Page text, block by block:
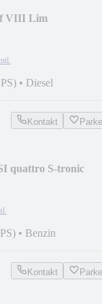
VIII Lim
mtl.
• Diesel
Kontakt
quattro S-tronic
• Benzin
Kontakt